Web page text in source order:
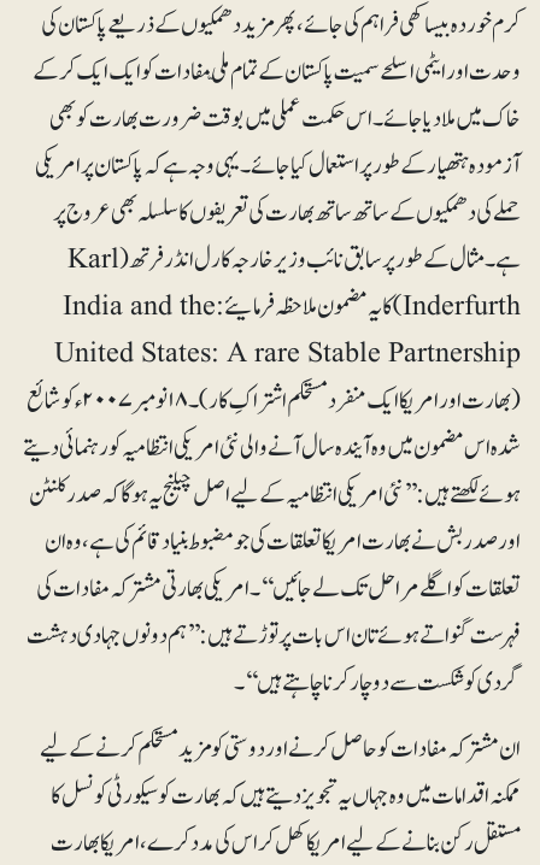
کرم خوردہ بیساکھی فراہم کی جائے، پھر مزید دھمکیوں کے ذریعے پاکستان کی
وحدت اور ایٹمی اسلحے سمیت پاکستان کے تمام ملّی مفادات کو ایک ایک کر کے
خاک میں ملا دیا جائے۔ اس حکمت عملی میں بوقت ضرورت بھارت کو بھی
آزمودہ ہتھیار کے طور پر استعمال کیا جائے۔ یہی وجہ ہے کہ پاکستان پر امریکی
حملے کی دھمکیوں کے ساتھ ساتھ بھارت کی تعریفوں کا سلسلہ بھی عروج پر
ہے۔ مثال کے طور پر سابق نائب وزیرخارجہ کارل انڈرفرتھ (Karl
Inderfurth) کا یہ مضمون ملاحظہ فرمایئے: India and the
United States: A rare Stable Partnership
(بھارت اور امریکا ایک منفرد مستحکم اشتراکِ کار)۔ ۱۸ نومبر ۲۰۰۷ء کو شائع
شدہ اس مضمون میں وہ آیندہ سال آنے والی نئی امریکی انتظامیہ کو رہنمائی دیتے
ہوئے لکھتے ہیں: ’’نئی امریکی انتظامیہ کے لیے اصل چیلنج یہ ہوگا کہ صدر کلنٹن
اور صدر بش نے بھارت امریکا تعلقات کی جو مضبوط بنیاد قائم کی ہے، وہ ان
تعلقات کو اگلے مراحل تک لے جائیں‘‘۔ امریکی بھارتی مشترکہ مفادات کی
فہرست گنواتے ہوئے تان اس بات پر توڑتے ہیں:’’ہم دونوں جہادی دہشت
گردی کو شکست سے دوچار کرنا چاہتے ہیں‘‘۔
ان مشترکہ مفادات کو حاصل کرنے اور دوستی کو مزید مستحکم کرنے کے لیے
ممکنہ اقدامات میں وہ جہاں یہ تجویز دیتے ہیں کہ بھارت کو سیکورٹی کونسل کا
مستقل رکن بنانے کے لیے امریکا کھل کر اس کی مدد کرے ، امریکا بھارت